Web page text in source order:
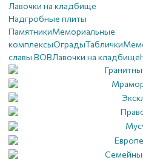
Лавочки на кладбище
Надгробные плиты
ПамятникиМемориальные
комплексыОградыТаблички
славы ВОВЛавочки на кладбище